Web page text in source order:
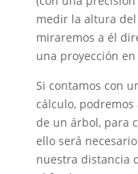
medir la altura
miraremos a él
una proyección
Si contamos con
cálculo,
de un árbol, para
ello será
nuestra distancia